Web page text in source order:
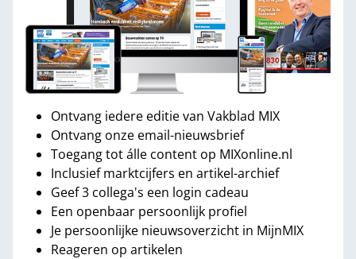
Ontvang iedere editie van Vakblad MIX
Ontvang onze email-nieuwsbrief
Toegang tot álle content op MIXonline.nl
Inclusief marktcijfers en artikel-archief
Geef 3 collega's een login cadeau
Een openbaar persoonlijk profiel
Je persoonlijke nieuwsoverzicht in MijnMIX
Reageren op artikelen